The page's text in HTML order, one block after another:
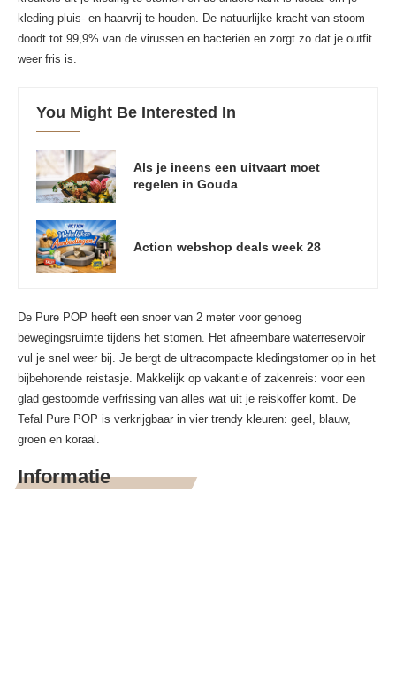
kleding pluis- en haarvrij te houden. De natuurlijke kracht van stoom
doodt tot 99,9% van de virussen en bacteriën en zorgt zo dat je outfit
weer fris is.
You Might Be Interested In
Als je ineens een uitvaart moet
regelen in Gouda
Action webshop deals week 28
De Pure POP heeft een snoer van 2 meter voor genoeg
bewegingsruimte tijdens het stomen. Het afneembare waterreservoir
vul je snel weer bij. Je bergt de ultracompacte kledingstomer op in het
bijbehorende reistasje. Makkelijk op vakantie of zakenreis: voor een
glad gestoomde verfrissing van alles wat uit je reiskoffer komt. De
Tefal Pure POP is verkrijgbaar in vier trendy kleuren: geel, blauw,
groen en koraal.
Informatie